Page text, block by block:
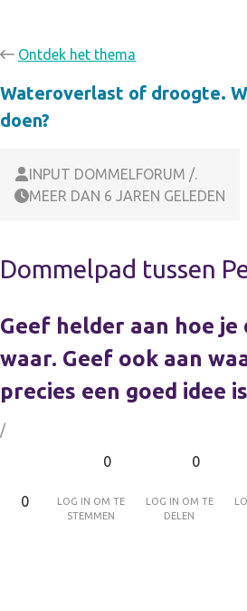
Ontdek het thema
Wateroverlast of droogte.
doen?
INPUT DOMMELFORUM /.
MEER DAN 6 JAREN GELEDEN
Dommelpad tussen
Geef helder aan hoe je
waar. Geef ook aan
precies een goed idee
/
0
0
Log in om te
stemmen
0
Log in om te
delen